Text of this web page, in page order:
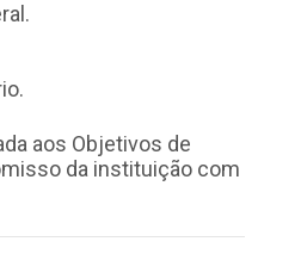
aos Objetivos de
da instituição com